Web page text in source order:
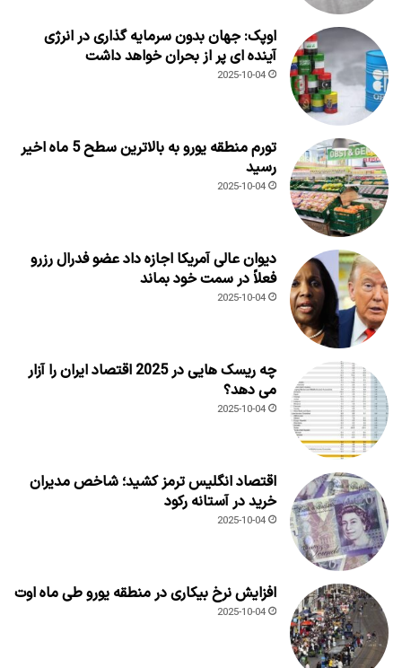
اوپک: جهان بدون سرمایه گذاری در انرژی
آینده ای پر از بحران خواهد داشت
2025-10-04
تورم منطقه یورو به بالاترین سطح 5 ماه اخیر
رسید
2025-10-04
دیوان عالی آمریکا اجازه داد عضو فدرال رزرو
فعلاً در سمت خود بماند
2025-10-04
چه ریسک هایی در 2025 اقتصاد ایران را آزار
می دهد؟
2025-10-04
اقتصاد انگلیس ترمز کشید؛ شاخص مدیران
خرید در آستانه رکود
2025-10-04
افزایش نرخ بیکاری در منطقه یورو طی ماه اوت
2025-10-04